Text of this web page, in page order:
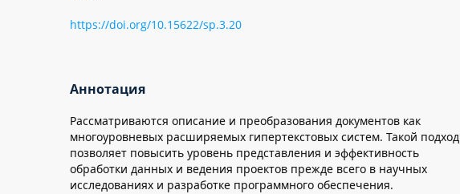
https://doi.org/10.15622/sp.3.20
Аннотация
Рассматриваются описание и преобразования документов как
многоуровневых расширяемых гипертекстовых систем. Такой подход
позволяет повысить уровень представления и эффективность
обработки данных и ведения проектов прежде всего в научных
исследованиях и разработке программного обеспечения.